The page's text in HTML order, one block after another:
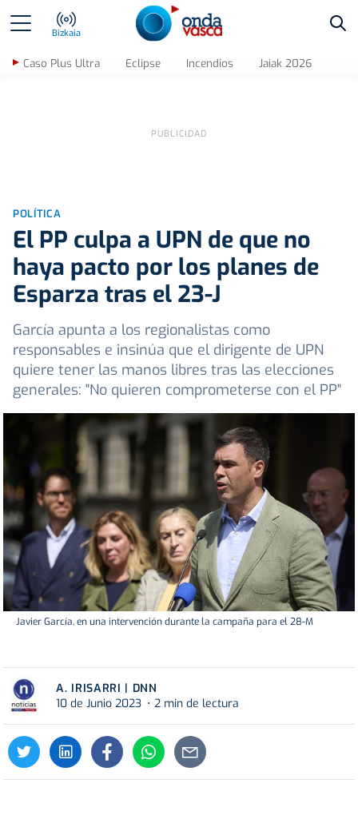
Bizkaia
Caso Plus Ultra Eclipse Incendios Jaiak 2026
POLÍTICA
El PP culpa a UPN de que no
haya pacto por los planes de
Esparza tras el 23-J
García apunta a los regionalistas como
responsables e insinúa que el dirigente de UPN
quiere tener las manos libres tras las elecciones
generales: "No quieren comprometerse con el PP"
Javier García, en una intervención durante la campaña para el 28-M
A. IRISARRI | DNN
10 de Junio 2023
2 min de lectura